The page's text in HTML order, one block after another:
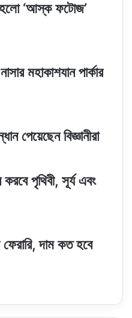
‘আস্ক ফটোজ’
মহাকাশযান পার্কার
পেয়েছেন বিজ্ঞানীরা
পৃথিবী, সূর্য এবং
ফেরারি, দাম কত হবে